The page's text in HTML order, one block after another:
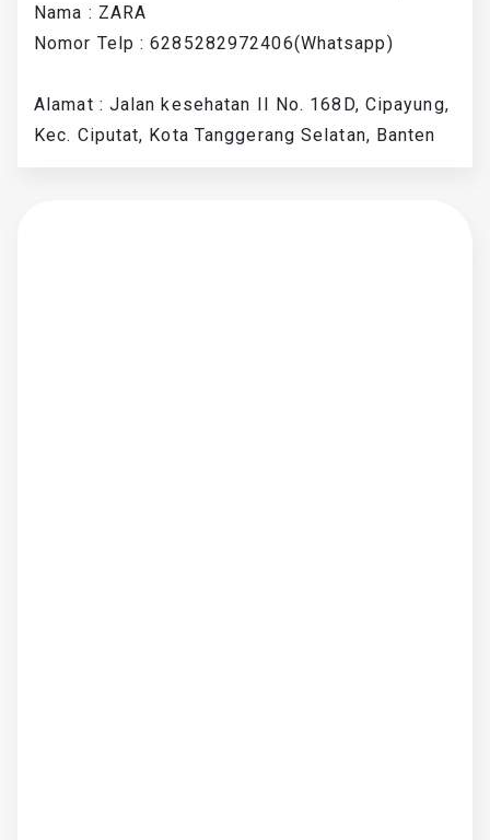
Nama : ZARA
Nomor Telp : 6285282972406(Whatsapp)
Alamat : Jalan kesehatan II No. 168D, Cipayung,
Kec. Ciputat, Kota Tanggerang Selatan, Banten